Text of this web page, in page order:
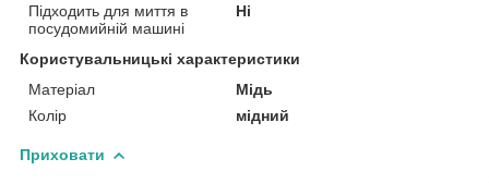
Підходить для миття в
посудомийній машині
Ні
Користувальницькі характеристики
Матеріал
Мідь
Колір
мідний
Приховати